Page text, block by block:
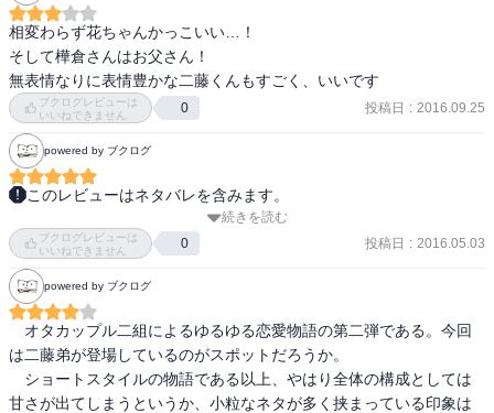
相変わらず花ちゃんかっこいい…！
そして樺倉さんはお父さん！
無表情なりに表情豊かな二藤くんもすごく、いいです
ブクログレビューは
いいねできません
0 投稿日 : 2016.09.25
powered by ブクログ
このレビューはネタバレを含みます。
花ちゃんかわいいよ。日曜の朝の樺倉・小柳カプがかわいいよ。ベ
ッドサイドというかヘッドボードのネックレスがかわいいよ。。。
続きを読む
ブクログレビューは
いいねできません
0 投稿日 : 2016.05.03
powered by ブクログ
オタカップル二組によるゆるゆる恋愛物語の第二弾である。今回
は二藤弟が登場しているのがスポットだろうか。
ショートスタイルの物語である以上、やはり全体の構成としては
甘さが出てしまうというか、小粒なネタが多く挟まっている印象は